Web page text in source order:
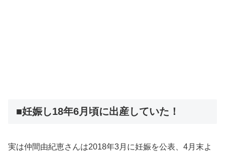
■妊娠し18年6月頃に出産していた！
実は仲間由紀恵さんは2018年3月に妊娠を公表、4月末よ